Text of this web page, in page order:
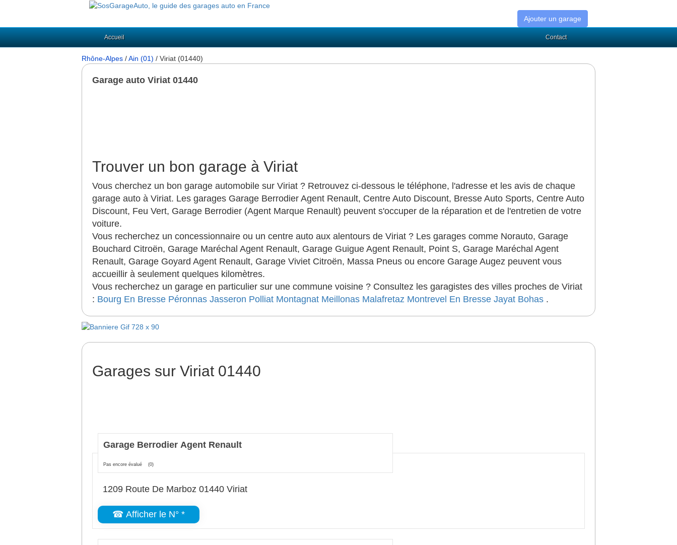
Ajouter un garage
Accueil Contact
Rhône-Alpes /Ain (01) / Viriat (01440)
Garage auto Viriat 01440
Trouver un bon garage à Viriat
Vous cherchez un bon garage automobile sur Viriat ? Retrouvez ci-dessous le téléphone, l'adresse et les avis de chaque
garage auto à Viriat. Les garages Garage Berrodier Agent Renault, Centre Auto Discount, Bresse Auto Sports, Centre Auto
Discount, Feu Vert, Garage Berrodier (Agent Marque Renault) peuvent s'occuper de la réparation et de l'entretien de votre
voiture.
Vous recherchez un concessionnaire ou un centre auto aux alentours de Viriat ? Les garages comme Norauto, Garage
Bouchard Citroën, Garage Maréchal Agent Renault, Garage Guigue Agent Renault, Point S, Garage Maréchal Agent
Renault, Garage Goyard Agent Renault, Garage Viviet Citroën, Massa Pneus ou encore Garage Augez peuvent vous
accueillir à seulement quelques kilomètres.
Vous recherchez un garage en particulier sur une commune voisine ? Consultez les garagistes des villes proches de Viriat
: Bourg En Bresse Péronnas Jasseron Polliat Montagnat Meillonas Malafretaz Montrevel En Bresse Jayat Bohas .
Garages sur Viriat 01440
Garage Berrodier Agent Renault
Pas encore évalué (0)
1209 Route De Marboz 01440 Viriat
☎ Afficher le N° *